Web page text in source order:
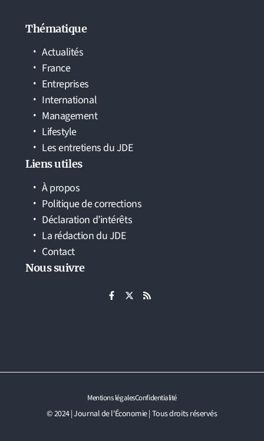
Thématique
Actualités
France
Entreprises
International
Management
Lifestyle
Les entretiens du JDE
Liens utiles
À propos
Politique de corrections
Déclaration d’intérêts
La rédaction du JDE
Contact
Nous suivre
© 2024 | Journal de l'Économie | Tous droits réservés
Mentions légalesConfidentialité